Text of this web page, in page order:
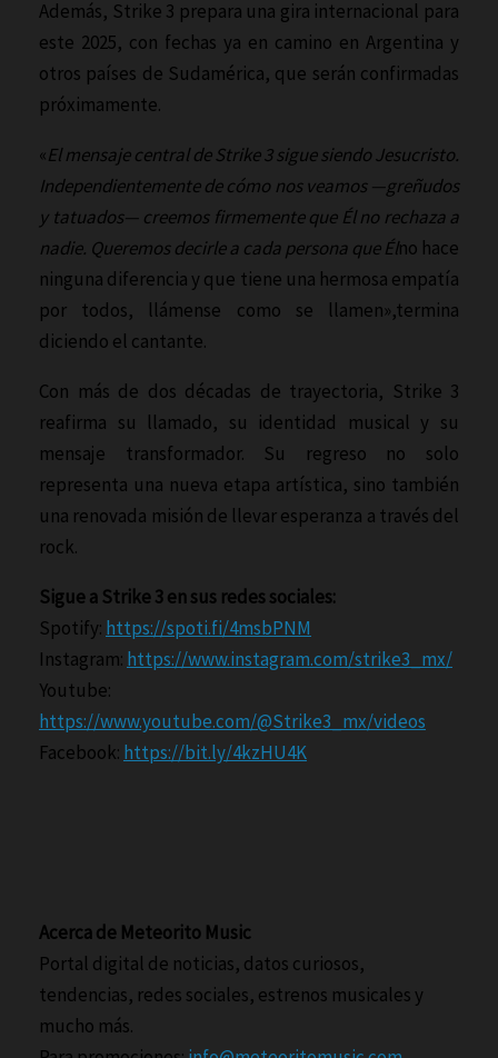
Además, Strike 3 prepara una gira internacional para
este 2025, con fechas ya en camino en Argentina y
otros países de Sudamérica, que serán confirmadas
próximamente.
«El mensaje central de Strike 3 sigue siendo Jesucristo.
Independientemente de cómo nos veamos —greñudos
y tatuados— creemos firmemente que Él no rechaza a
nadie. Queremos decirle a cada persona que Élno hace
ninguna diferencia y que tiene una hermosa empatía
por todos, llámense como se llamen»,termina
diciendo el cantante.
Con más de dos décadas de trayectoria, Strike 3
reafirma su llamado, su identidad musical y su
mensaje transformador. Su regreso no solo
representa una nueva etapa artística, sino también
una renovada misión de llevar esperanza a través del
rock.
Sigue a Strike 3 en sus redes sociales:
Spotify: https://spoti.fi/4msbPNM
Instagram: https://www.instagram.com/strike3_mx/
Youtube:
https://www.youtube.com/@Strike3_mx/videos
Facebook: https://bit.ly/4kzHU4K
Acerca de Meteorito Music
Portal digital de noticias, datos curiosos,
tendencias, redes sociales, estrenos musicales y
mucho más.